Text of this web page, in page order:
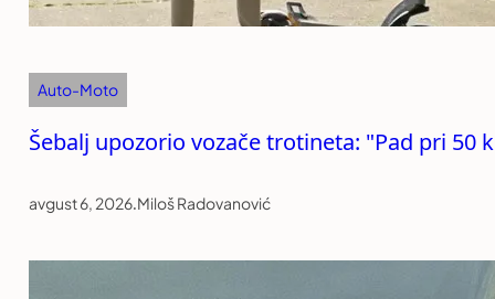
Auto-Moto
Šebalj upozorio vozače trotineta: "Pad pri 50
avgust 6, 2026.Miloš Radovanović